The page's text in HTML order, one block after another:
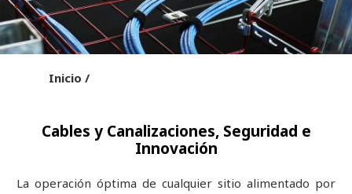
Inicio /
Cables y Canalizaciones, Seguridad e
Innovación
La operación óptima de cualquier sitio alimentado por